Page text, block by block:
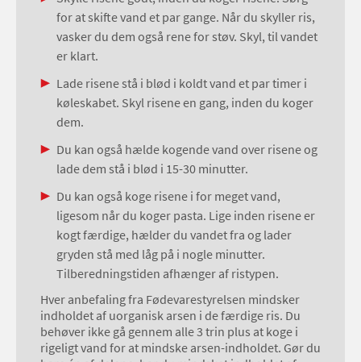
for at skifte vand et par gange. Når du skyller ris,
vasker du dem også rene for støv. Skyl, til vandet
er klart.
Lade risene stå i blød i koldt vand et par timer i
køleskabet. Skyl risene en gang, inden du koger
dem.
Du kan også hælde kogende vand over risene og
lade dem stå i blød i 15-30 minutter.
Du kan også koge risene i for meget vand,
ligesom når du koger pasta. Lige inden risene er
kogt færdige, hælder du vandet fra og lader
gryden stå med låg på i nogle minutter.
Tilberedningstiden afhænger af ristypen.
Hver anbefaling fra Fødevarestyrelsen mindsker
indholdet af uorganisk arsen i de færdige ris. Du
behøver ikke gå gennem alle 3 trin plus at koge i
rigeligt vand for at mindske arsen-indholdet. Gør du